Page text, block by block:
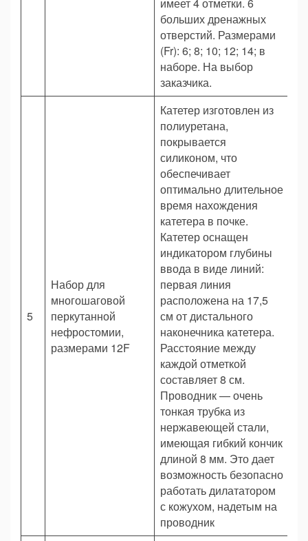
больших дренажных
отверстий. Размерами
(Fr): 6; 8; 10; 12; 14; в
наборе. На выбор
заказчика.
5
Набор для
многошаговой
перкутанной
нефростомии,
размерами 12F
Катетер изготовлен из
полиуретана,
покрывается
силиконом, что
обеспечивает
оптимально длительное
время нахождения
катетера в почке.
Катетер оснащен
индикатором глубины
ввода в виде линий:
первая линия
расположена на 17,5
см от дистального
наконечника катетера.
Расстояние между
каждой отметкой
составляет 8 см.
Проводник — очень
тонкая трубка из
нержавеющей стали,
имеющая гибкий кончик
длиной 8 мм. Это дает
возможность безопасно
работать дилататором
с кожухом, надетым на
проводник